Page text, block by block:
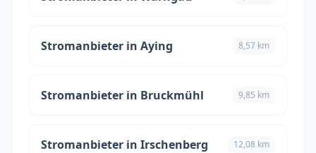
Stromanbieter in Aying 8,57 km
Stromanbieter in Bruckmühl 9,85 km
Stromanbieter in Irschenberg 12,08 km